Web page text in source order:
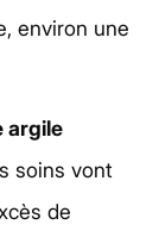
environ une
argile
soins vont
de